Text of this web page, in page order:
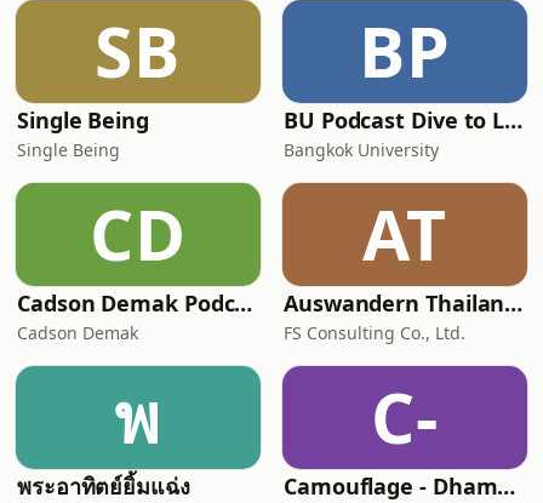
SB
Single Being
Single Being
BP
BU Podcast Dive to Lock in
Bangkok University
CD
Cadson Demak Podcast
Cadson Demak
AT
Auswandern Thailand Podcast
FS Consulting Co., Ltd.
พ
พระอาทิตย์ยิ้มแฉ่ง
C-
Camouflage - Dhamma Talk